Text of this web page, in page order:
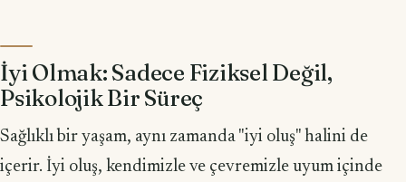
İyi Olmak: Sadece Fiziksel Değil,
Psikolojik Bir Süreç
Sağlıklı bir yaşam, aynı zamanda "iyi oluş" halini de
içerir. İyi oluş, kendimizle ve çevremizle uyum içinde